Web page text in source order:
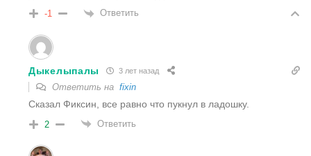
-1 Ответить
Дыкелыпалы 3 лет назад
Ответить на fixin
Сказал Фиксин, все равно что пукнул в ладошку.
2 Ответить